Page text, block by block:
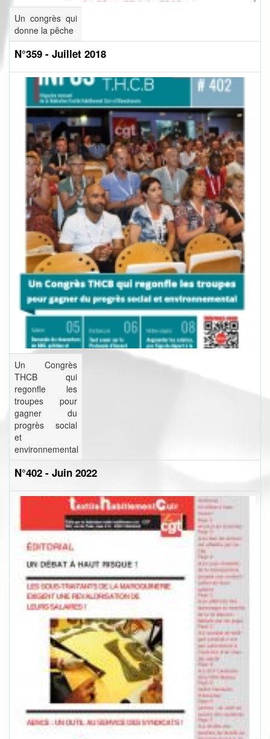
Un congrès qui
donne la pêche
N°359 - Juillet 2018
Un Congrès
THCB qui
regonfle les
troupes pour
gagner du
progrès social
et
environnemental
N°402 - Juin 2022